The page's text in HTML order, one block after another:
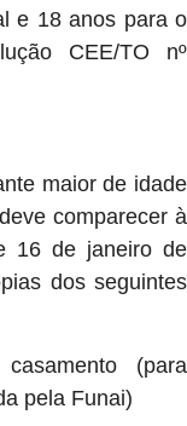
e 18 anos para o
CEE/TO nº
maior de idade
comparecer à
16 de janeiro de
dos seguintes
(para
pela Funai)